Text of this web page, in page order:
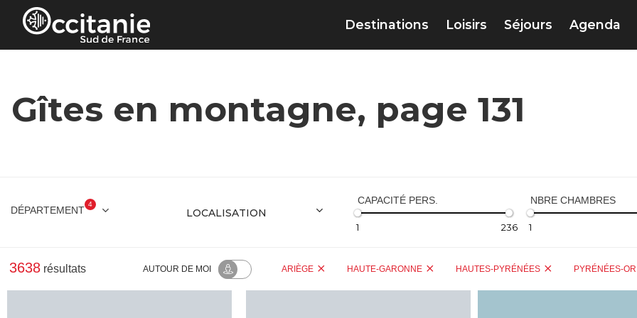
Panneau de gestion des cookies
Destinations Loisirs Séjours Agenda
Gîtes en montagne, page 131
DÉPARTEMENT
4 CAPACITÉ PERS.
1 236
NBRE CHAMBRES
1
3638 résultats AUTOUR DE MOI ARIÈGE HAUTE-GARONNE HAUTES-PYRÉNÉES PYRÉNÉES-